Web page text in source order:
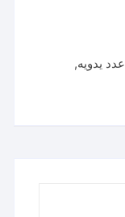
عدد يدويه,